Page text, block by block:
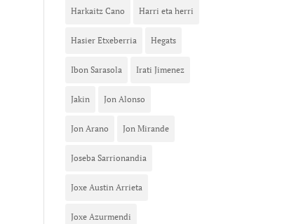
Harkaitz Cano Harri eta herri
Hasier Etxeberria Hegats
Ibon Sarasola Irati Jimenez
Jakin Jon Alonso
Jon Arano Jon Mirande
Joseba Sarrionandia
Joxe Austin Arrieta
Joxe Azurmendi